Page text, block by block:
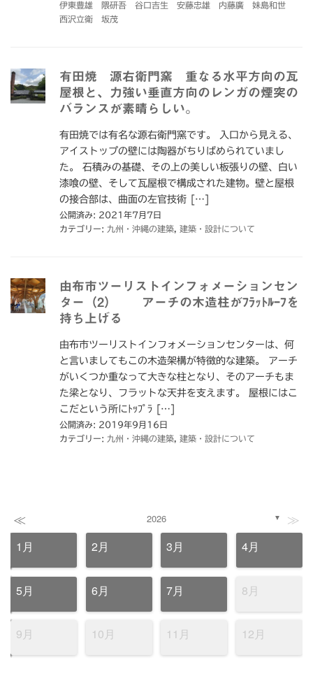
伊東豊雄 隈研吾 谷口吉生 安藤忠雄 内藤廣 妹島和世
西沢立衛 坂茂
有田焼 源右衛門窯 重なる水平方向の瓦
屋根と、力強い垂直方向のレンガの煙突の
バランスが素晴らしい。
有田焼では有名な源右衛門窯です。 入口から見える、
アイストップの壁には陶器がちりばめられていまし
た。 石積みの基礎、その上の美しい板張りの壁、白い
漆喰の壁、そして瓦屋根で構成された建物。壁と屋根
の接合部は、曲面の左官技術 […]
公開済み: 2021年7月7日
カテゴリー: 九州・沖縄の建築 建築・設計について
由布市ツーリストインフォメーションセン
ター（2） アーチの木造柱がﾌﾗｯﾄﾙｰﾌを
持ち上げる
由布市ツーリストインフォメーションセンターは、何
と言いましてもこの木造架構が特徴的な建築。 アーチ
がいくつか重なって大きな柱となり、そのアーチもま
た梁となり、フラットな天井を支えます。 屋根にはこ
こだという所にﾄｯﾌﾟﾗ […]
公開済み: 2019年9月16日
カテゴリー: 九州・沖縄の建築 建築・設計について
≪ 2026 ▼ ≫
1月 2月 3月 4月
5月 6月 7月 8月
9月 10月 11月 12月